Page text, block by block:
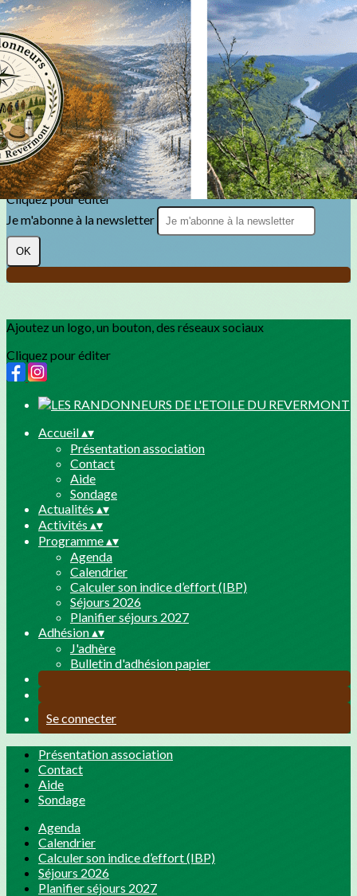
Exporter les lignes sélectionnées
Exporter toutes les colonnes
Exporter uniquement les colonnes affichées
Menu
?>
Images de la page d'accueil
Cliquez pour éditer
Texte, bouton et/ou inscription à la newsletter
Cliquez pour éditer
Je m'abonne à la newsletter
OK
Ajoutez un logo, un bouton, des réseaux sociaux
Cliquez pour éditer
Accueil▴▾
Présentation association
Contact
Aide
Sondage
Actualités ▴▾
Activités ▴▾
Programme▴▾
Agenda
Calendrier
Calculer son indice d’effort (IBP)
Séjours 2026
Planifier séjours 2027
Adhésion▴▾
J'adhère
Bulletin d'adhésion papier
Se connecter
Présentation association
Contact
Aide
Sondage
Agenda
Calendrier
Calculer son indice d’effort (IBP)
Séjours 2026
Planifier séjours 2027